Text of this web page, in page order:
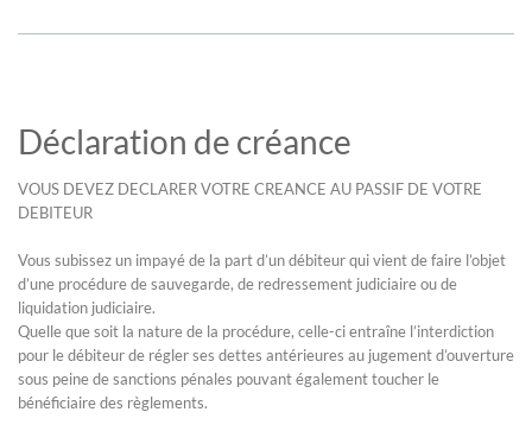
Déclaration de créance
VOUS DEVEZ DECLARER VOTRE CREANCE AU PASSIF DE VOTRE
DEBITEUR
Vous subissez un impayé de la part d’un débiteur qui vient de faire l’objet
d’une procédure de sauvegarde, de redressement judiciaire ou de
liquidation judiciaire.
Quelle que soit la nature de la procédure, celle-ci entraîne l’interdiction
pour le débiteur de régler ses dettes antérieures au jugement d’ouverture
sous peine de sanctions pénales pouvant également toucher le
bénéficiaire des règlements.